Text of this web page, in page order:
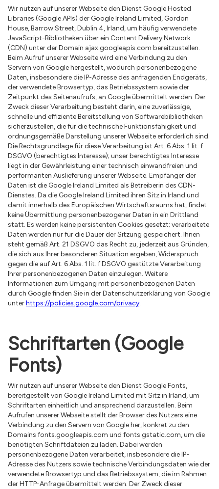
Wir nutzen auf unserer Webseite den Dienst Google Hosted
Libraries (Google APIs) der Google Ireland Limited, Gordon
House, Barrow Street, Dublin 4, Irland, um häufig verwendete
JavaScript-Bibliotheken über ein Content Delivery Network
(CDN) unter der Domain ajax.googleapis.com bereitzustellen.
Beim Aufruf unserer Webseite wird eine Verbindung zu den
Servern von Google hergestellt, wodurch personenbezogene
Daten, insbesondere die IP-Adresse des anfragenden Endgeräts,
der verwendete Browsertyp, das Betriebssystem sowie der
Zeitpunkt des Seitenaufrufs, an Google übermittelt werden. Der
Zweck dieser Verarbeitung besteht darin, eine zuverlässige,
schnelle und effiziente Bereitstellung von Softwarebibliotheken
sicherzustellen, die für die technische Funktionsfähigkeit und
ordnungsgemäße Darstellung unserer Webseite erforderlich sind.
Die Rechtsgrundlage für diese Verarbeitung ist Art. 6 Abs. 1 lit. f
DSGVO (berechtigtes Interesse); unser berechtigtes Interesse
liegt in der Gewährleistung einer technisch einwandfreien und
performanten Auslieferung unserer Webseite. Empfänger der
Daten ist die Google Ireland Limited als Betreiberin des CDN-
Dienstes. Da die Google Ireland Limited ihren Sitz in Irland und
damit innerhalb des Europäischen Wirtschaftsraums hat, findet
keine Übermittlung personenbezogener Daten in ein Drittland
statt. Es werden keine persistenten Cookies gesetzt; verarbeitete
Daten werden nur für die Dauer der Sitzung gespeichert. Ihnen
steht gemäß Art. 21 DSGVO das Recht zu, jederzeit aus Gründen,
die sich aus Ihrer besonderen Situation ergeben, Widerspruch
gegen die auf Art. 6 Abs. 1 lit. f DSGVO gestützte Verarbeitung
Ihrer personenbezogenen Daten einzulegen. Weitere
Informationen zum Umgang mit personenbezogenen Daten
durch Google finden Sie in der Datenschutzerklärung von Google
unterhttps://policies.google.com/privacy.
Schriftarten (Google
Fonts)
Wir nutzen auf unserer Webseite den Dienst Google Fonts,
bereitgestellt von Google Ireland Limited mit Sitz in Irland, um
Schriftarten einheitlich und ansprechend darzustellen. Beim
Aufrufen unserer Webseite stellt der Browser des Nutzers eine
Verbindung zu den Servern von Google her, konkret zu den
Domains fonts.googleapis.com und fonts.gstatic.com, um die
benötigten Schriftdateien zu laden. Dabei werden
personenbezogene Daten verarbeitet, insbesondere die IP-
Adresse des Nutzers sowie technische Verbindungsdaten wie der
verwendete Browsertyp und das Betriebssystem, die im Rahmen
der HTTP-Anfrage übermittelt werden. Der Zweck dieser